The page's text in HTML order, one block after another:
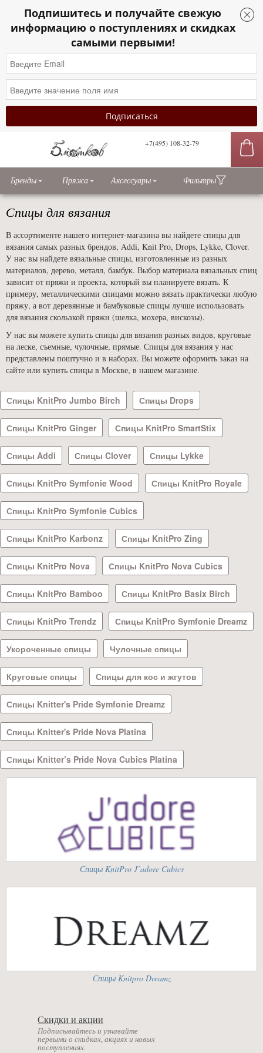
Подпишитесь и получайте свежую
информацию о поступлениях и скидках
самыми первыми!
+7(495) 108-32-79
Бренды Пряжа Аксессуары Фильтры
Спицы для вязания
В ассортименте нашего интернет-магазина вы найдете спицы для
вязания самых разных брендов, Addi, Knit Pro, Drops, Lykke, Clover.
У нас вы найдете вязальные спицы, изготовленные из разных
материалов, дерево, металл, бамбук. Выбор материала вязальных спиц
зависит от пряжи и проекта, который вы планируете вязать. К
примеру, металлическими спицами можно вязать практически любую
пряжу, а вот деревянные и бамбуковые спицы лучше использовать
для вязания скользкой пряжи (шелка, мохера, вискозы).
У нас вы можете купить спицы для вязания разных видов, круговые
на леске, съемные, чулочные, прямые. Спицы для вязания у нас
представлены поштучно и в наборах. Вы можете оформить заказ на
сайте или купить спицы в Москве, в нашем магазине.
Спицы KnitPro Jumbo Birch Спицы Drops
Спицы KnitPro Ginger Спицы KnitPro SmartStix
Спицы Addi Спицы Clover Спицы Lykke
Спицы KnitPro Symfonie Wood Спицы KnitPro Royale
Спицы KnitPro Symfonie Cubics
Спицы KnitPro Karbonz Спицы KnitPro Zing
Спицы KnitPro Nova Спицы KnitPro Nova Cubics
Спицы KnitPro Bamboo Спицы KnitPro Basix Birch
Спицы KnitPro Trendz Спицы KnitPro Symfonie Dreamz
Укороченные спицы Чулочные спицы
Круговые спицы Спицы для кос и жгутов
Спицы Knitter's Pride Symfonie Dreamz
Спицы Knitter's Pride Nova Platina
Спицы Knitter’s Pride Nova Cubics Platina
Спицы KnitPro J’adore Cubics
Спицы Knitpro Dreamz
Скидки и акции
Подписывайтесь и узнавайте
первыми о скидках, акциях и новых
поступлениях.